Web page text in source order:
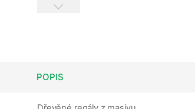
POPIS